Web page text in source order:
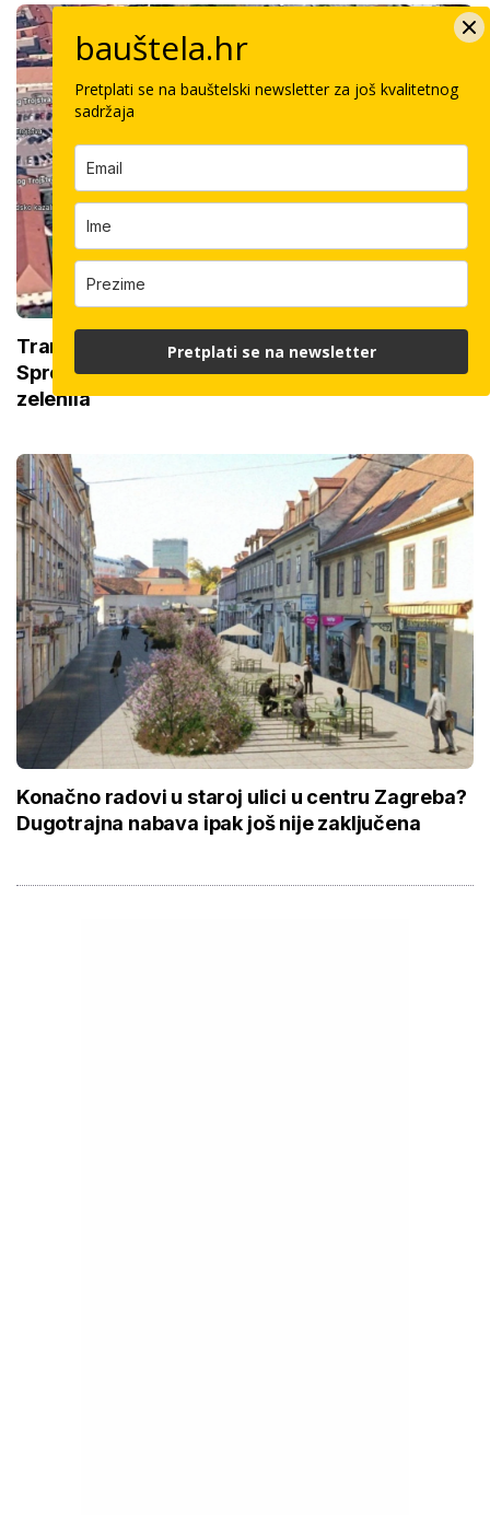
Transformacija trga zagušenog automobilima:
Spremaju se radovi od 7 milijuna, nekima fali
zelenila
Konačno radovi u staroj ulici u centru Zagreba?
Dugotrajna nabava ipak još nije zaključena
bauštela.hr
Pretplati se na bauštelski newsletter za još kvalitetnog
sadržaja
Pretplati se na newsletter